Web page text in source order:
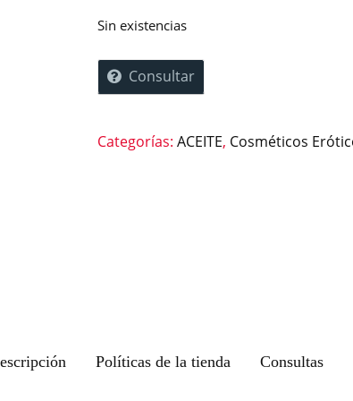
Sin existencias
Consultar
Categorías: ACEITE, Cosméticos
Políticas de la tienda Consultas